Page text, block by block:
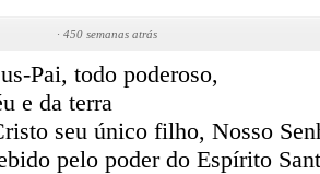
· 450 semanas atrás
Pai, todo poderoso,
e da terra
seu único filho, Nosso
pelo poder do Espírito